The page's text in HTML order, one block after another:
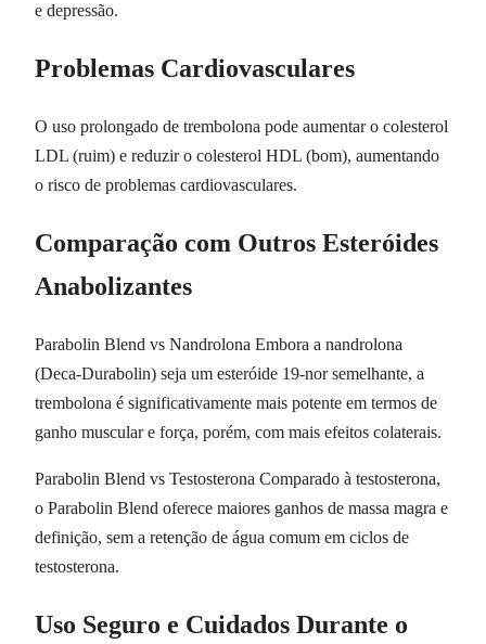
e depressão.
Problemas Cardiovasculares
O uso prolongado de trembolona pode aumentar o colesterol
LDL (ruim) e reduzir o colesterol HDL (bom), aumentando
o risco de problemas cardiovasculares.
Comparação com Outros Esteróides
Anabolizantes
Parabolin Blend vs Nandrolona Embora a nandrolona
(Deca-Durabolin) seja um esteróide 19-nor semelhante, a
trembolona é significativamente mais potente em termos de
ganho muscular e força, porém, com mais efeitos colaterais.
Parabolin Blend vs Testosterona Comparado à testosterona,
o Parabolin Blend oferece maiores ganhos de massa magra e
definição, sem a retenção de água comum em ciclos de
testosterona.
Uso Seguro e Cuidados Durante o